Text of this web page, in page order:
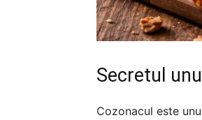
Secretul
Cozonacul este